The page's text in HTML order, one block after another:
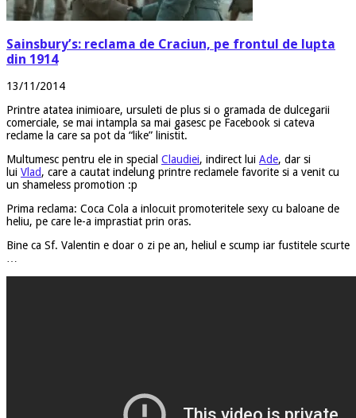
Sainsbury’s: reclama de Craciun, pe frontul de lupta
din 1914
13/11/2014
Printre atatea inimioare, ursuleti de plus si o gramada de dulcegarii
comerciale, se mai intampla sa mai gasesc pe Facebook si cateva
reclame la care sa pot da “like” linistit.
Multumesc pentru ele in special Claudiei, indirect lui Ade, dar si
lui Vlad, care a cautat indelung printre reclamele favorite si a venit cu
un shameless promotion :p
Prima reclama: Coca Cola a inlocuit promoteritele sexy cu baloane de
heliu, pe care le-a imprastiat prin oras.
Bine ca Sf. Valentin e doar o zi pe an, heliul e scump iar fustitele scurte